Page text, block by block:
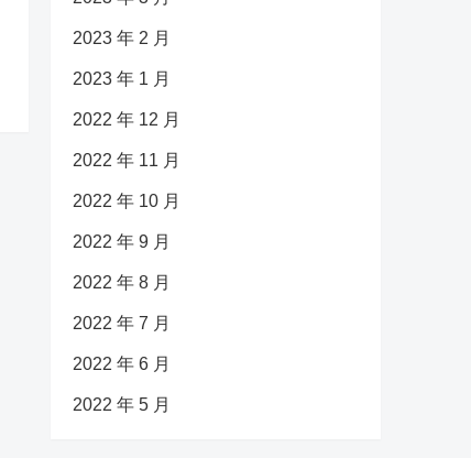
2023 年 2 月
2023 年 1 月
2022 年 12 月
2022 年 11 月
2022 年 10 月
2022 年 9 月
2022 年 8 月
2022 年 7 月
2022 年 6 月
2022 年 5 月